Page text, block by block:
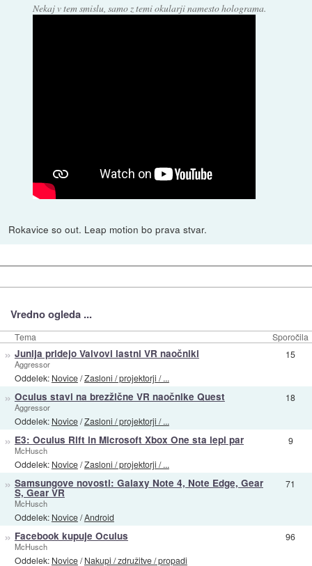
Nekaj v tem smislu, samo z temi okularji namesto holograma.
Rokavice so out. Leap motion bo prava stvar.
Vredno ogleda ...
Tema Sporočila
» Junija pridejo Valvovi lastni VR naočniki
Aggressor
Oddelek: Novice/Zasloni / projektorji / ...
15
» Oculus stavi na brezžične VR naočnike Quest
Aggressor
Oddelek: Novice/Zasloni / projektorji / ...
18
» E3: Oculus Rift in Microsoft Xbox One sta lepi par
McHusch
Oddelek: Novice/Zasloni / projektorji / ...
9
» Samsungove novosti: Galaxy Note 4, Note Edge, Gear
S, Gear VR
McHusch
Oddelek: Novice/Android
71
» Facebook kupuje Oculus
McHusch
Oddelek: Novice/Nakupi / združitve / propadi
96